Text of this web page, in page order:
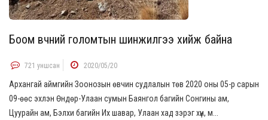
Боом өвчний голомтын шинжилгээ хийж байна
721 уншсан 2020/05/20
Архангай аймгийн Зоонозын өвчин судлалын төв 2020 оны 05-р сарын
09-өөс эхлэн Өндөр-Улаан сумын Баянгол багийн Сонгины ам,
Цуурайн ам, Бэлхи багийн Их шавар, Улаан хад зэрэг хүн, м...